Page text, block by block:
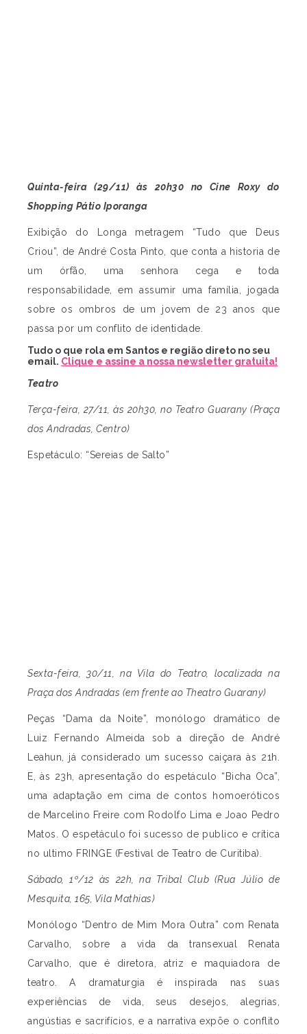
Quinta-feira (29/11) às 20h30 no Cine Roxy do
Shopping Pátio Iporanga
Exibição do Longa metragem “Tudo que Deus
Criou”, de André Costa Pinto, que conta a historia de
um órfão, uma senhora cega e toda
responsabilidade, em assumir uma família, jogada
sobre os ombros de um jovem de 23 anos que
passa por um conflito de identidade.
Tudo o que rola em Santos e região direto no seu
email. Clique e assine a nossa newsletter gratuita!
Teatro
Terça-feira, 27/11, às 20h30, no Teatro Guarany (Praça
dos Andradas, Centro)
Espetáculo: “Sereias de Salto”
Sexta-feira, 30/11, na Vila do Teatro, localizada na
Praça dos Andradas (em frente ao Theatro Guarany)
Peças “Dama da Noite”, monólogo dramático de
Luiz Fernando Almeida sob a direção de André
Leahun, já considerado um sucesso caiçara às 21h.
E, às 23h, apresentação do espetáculo “Bicha Oca”,
uma adaptação em cima de contos homoeróticos
de Marcelino Freire com Rodolfo Lima e Joao Pedro
Matos. O espetáculo foi sucesso de publico e crítica
no ultimo FRINGE (Festival de Teatro de Curitiba).
Sábado, 1º/12 às 22h, na Tribal Club (Rua Júlio de
Mesquita, 165, Vila Mathias)
Monólogo “Dentro de Mim Mora Outra” com Renata
Carvalho, sobre a vida da transexual Renata
Carvalho, que é diretora, atriz e maquiadora de
teatro. A dramaturgia é inspirada nas suas
experiências de vida, seus desejos, alegrias,
angústias e sacrifícios, e a narrativa expõe o conflito